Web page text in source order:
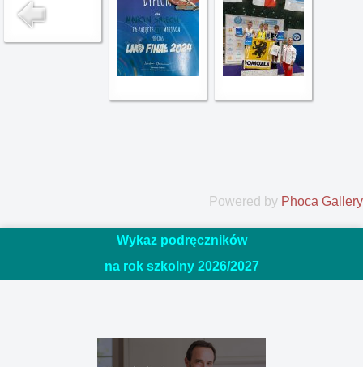
Powered by Phoca Gallery
Wykaz podręczników
na rok szkolny 2026/2027